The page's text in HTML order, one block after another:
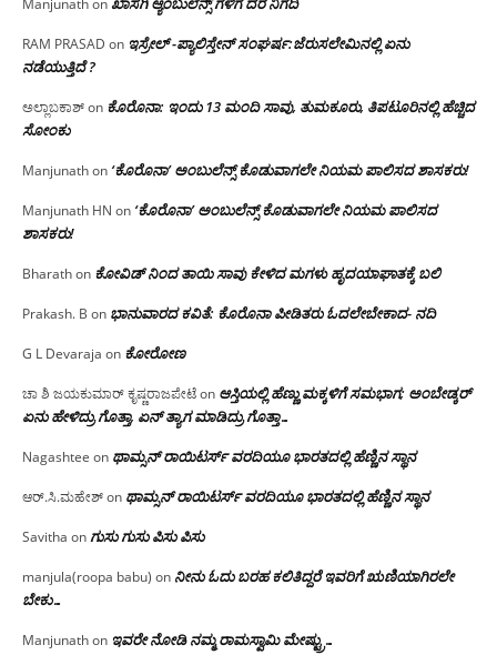
RAM PRASAD on ಇಸ್ರೇಲ್ -ಪ್ಯಾಲಿಸ್ತೇನ್ ಸಂಘರ್ಷ:ಜೆರುಸಲೇಮಿನಲ್ಲಿ ಏನು
ನಡೆಯುತ್ತಿದೆ ?
ಅಲ್ಲಾಬಕಾಶ್on ಕೊರೊನಾ: ಇಂದು 13 ಮಂದಿ ಸಾವು, ತುಮಕೂರು, ತಿಪಟೂರಿನಲ್ಲಿ ಹೆಚ್ಚಿದ
ಸೋಂಕು
Manjunathon ‘ಕೊರೊನಾ’ ಅಂಬುಲೆನ್ಸ್ ಕೊಡುವಾಗಲೇ ನಿಯಮ ಪಾಲಿಸದ ಶಾಸಕರು!
Manjunath HN on ‘ಕೊರೊನಾ’ ಅಂಬುಲೆನ್ಸ್ ಕೊಡುವಾಗಲೇ ನಿಯಮ ಪಾಲಿಸದ
ಶಾಸಕರು!
Bharathon ಕೋವಿಡ್ ನಿಂದ ತಾಯಿ ಸಾವು ಕೇಳಿದ ಮಗಳು ಹೃದಯಾಘಾತಕ್ಕೆ ಬಲಿ
Prakash. B on ಭಾನುವಾರದ ಕವಿತೆ: ಕೊರೊನಾ ಪೀಡಿತರು ಓದಲೇಬೇಕಾದ- ನದಿ
G L Devaraja on ಕೋರೋಣ
ಚಾ ಶಿ ಜಯಕುಮಾರ್ ಕೃಷ್ಣರಾಜಪೇಟೆon ಆಸ್ತಿಯಲ್ಲಿ ಹೆಣ್ಣು ಮಕ್ಕಳಿಗೆ ಸಮಭಾಗ; ಅಂಬೇಡ್ಕರ್
ಏನು ಹೇಳಿದ್ರು ಗೊತ್ತಾ, ಏನ್ ತ್ಯಾಗ ಮಾಡಿದ್ರು ಗೊತ್ತಾ…
Nagashtee on ಥಾಮ್ಸನ್ ರಾಯಿಟರ್ಸ್ ವರದಿಯೂ ಭಾರತದಲ್ಲಿ ಹೆಣ್ಣಿನ ಸ್ಥಾನ‌
ಆರ್.ಸಿ.ಮಹೇಶ್on ಥಾಮ್ಸನ್ ರಾಯಿಟರ್ಸ್ ವರದಿಯೂ ಭಾರತದಲ್ಲಿ ಹೆಣ್ಣಿನ ಸ್ಥಾನ‌
Savitha onಗುಸು ಗುಸು ಪಿಸು ಪಿಸು
manjula(roopa babu) on ನೀನು ಓದು ಬರಹ ಕಲಿತಿದ್ದರೆ ಇವರಿಗೆ ಋಣಿಯಾಗಿರಲೇ
ಬೇಕು…
Manjunathon ಇವರೇ‌ ನೋಡಿ‌ ನಮ್ಮ‌ ರಾಮಸ್ವಾಮಿ ಮೇಷ್ಟ್ರು…